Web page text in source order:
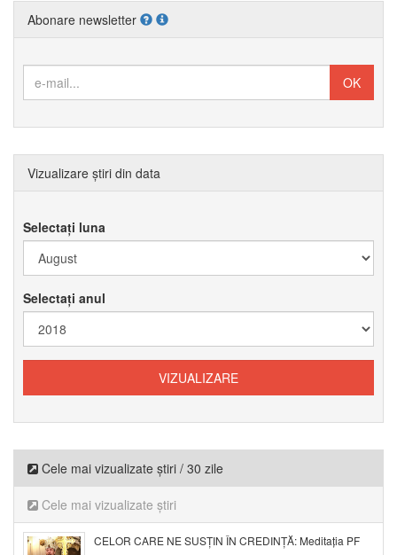
Abonare newsletter
Vizualizare știri din data
Selectați luna
Selectați anul
Cele mai vizualizate știri / 30 zile
Cele mai vizualizate știri
CELOR CARE NE SUSȚIN ÎN CREDINȚĂ: Meditația PF